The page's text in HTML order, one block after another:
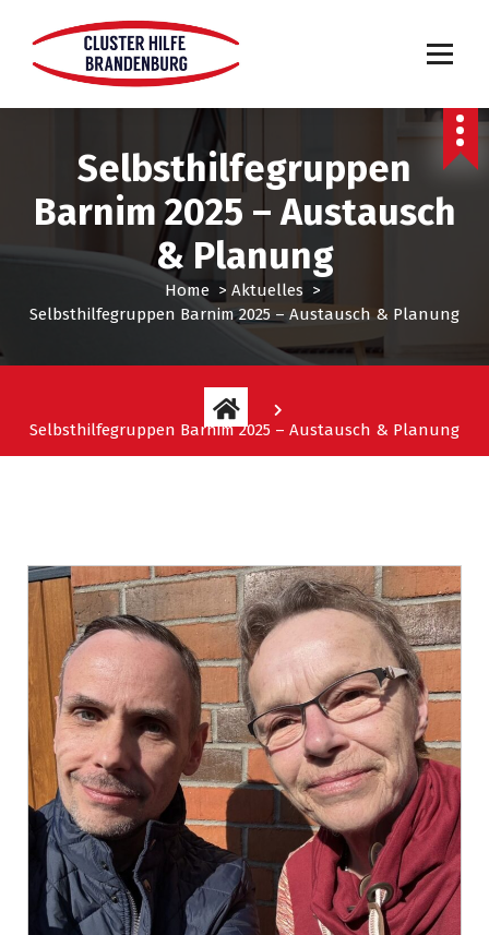
Selbsthilfegruppen
Barnim 2025 – Austausch
& Planung
Home> Aktuelles >
Selbsthilfegruppen Barnim 2025 – Austausch & Planung
Selbsthilfegruppen Barnim 2025 – Austausch & Planung